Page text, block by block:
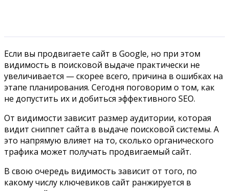
Если вы продвигаете сайт в Google, но при этом
видимость в поисковой выдаче практически не
увеличивается — скорее всего, причина в ошибках на
этапе планирования. Сегодня поговорим о том, как
не допустить их и добиться эффективного SEO.
От видимости зависит размер аудитории, которая
видит сниппет сайта в выдаче поисковой системы. А
это напрямую влияет на то, сколько органического
трафика может получать продвигаемый сайт.
В свою очередь видимость зависит от того, по
какому числу ключевиков сайт ранжируется в